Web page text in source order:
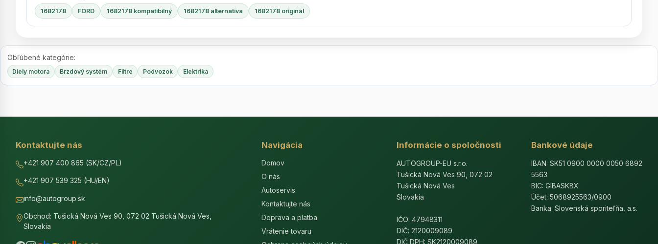
1682178 FORD 1682178 kompatibilný 1682178 alternatíva 1682178 originál
Obľúbené kategórie:
Diely motora Brzdový systém Filtre Podvozok Elektrika
Kontaktujte nás
+421 907 400 865 (SK/CZ/PL)
+421 907 539 325 (HU/EN)
info@autogroup.sk
Obchod: Tušická Nová Ves 90, 072 02 Tušická Nová Ves,
Slovakia
Navigácia
Domov
O nás
Autoservis
Kontaktujte nás
Doprava a platba
Vrátenie tovaru
Informácie o spoločnosti
AUTOGROUP-EU s.r.o.
Tušická Nová Ves 90, 072 02
Tušická Nová Ves
Slovakia
IČO: 47948311
DIČ: 2120009089
DIČ DPH: SK2120009089
Bankové údaje
IBAN: SK51 0900 0000 0050 6892
5563
BIC: GIBASKBX
Účet: 5068925563/0900
Banka: Slovenská sporiteľňa, a.s.